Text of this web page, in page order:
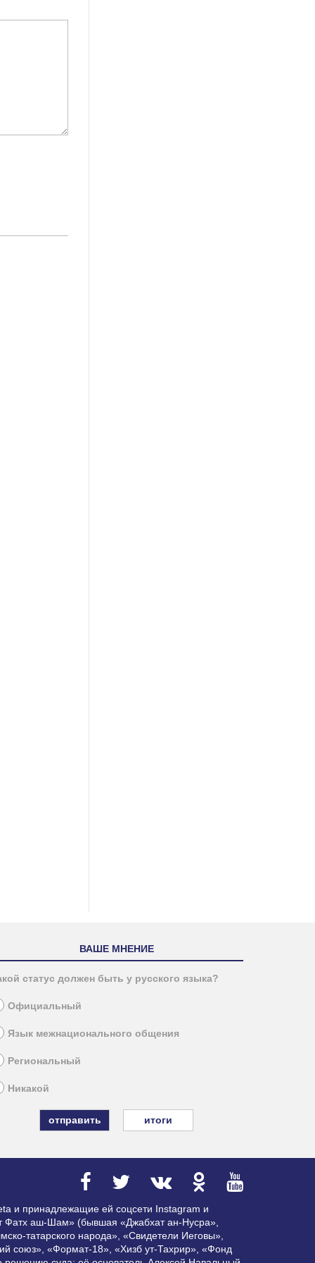
ВАШЕ МНЕНИЕ
статус должен быть у русского языка?
Официальный
Язык межнационального общения
Региональный
Никакой
итоги
и принадлежащие ей соцсети Instagram и
Фатх аш-Шам» (бывшая «Джабхат ан-Нусра»,
татарского народа», «Свидетели Иеговы»,
союз», «Формат-18», «Хизб ут-Тахрир», «Фонд